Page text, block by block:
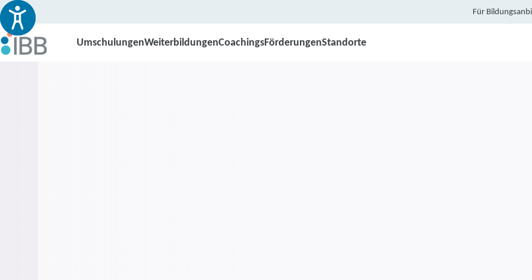
Für
UmschulungenWeiterbildungenCoachingsFörderungenStandorte